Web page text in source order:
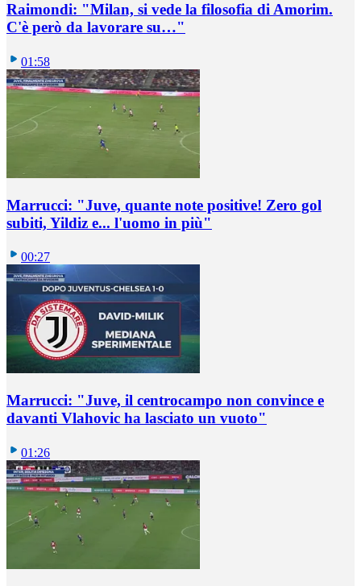
Raimondi: "Milan, si vede la filosofia di Amorim.
C'è però da lavorare su…"
01:58
Marrucci: "Juve, quante note positive! Zero gol
subiti, Yildiz e... l'uomo in più"
00:27
Marrucci: "Juve, il centrocampo non convince e
davanti Vlahovic ha lasciato un vuoto"
01:26